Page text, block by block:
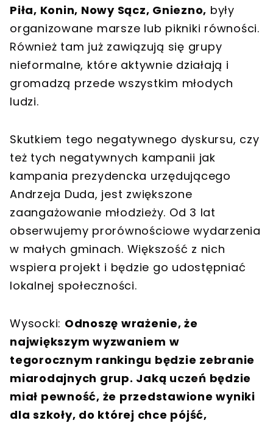
Piła, Konin, Nowy Sącz, Gniezno, były
organizowane marsze lub pikniki równości.
Również tam już zawiązują się grupy
nieformalne, które aktywnie działają i
gromadzą przede wszystkim młodych
ludzi.
Skutkiem tego negatywnego dyskursu, czy
też tych negatywnych kampanii jak
kampania prezydencka urzędującego
Andrzeja Duda, jest zwiększone
zaangażowanie młodzieży. Od 3 lat
obserwujemy prorównościowe wydarzenia
w małych gminach. Większość z nich
wspiera projekt i będzie go udostępniać
lokalnej społeczności.
Wysocki: Odnoszę wrażenie, że
największym wyzwaniem w
tegorocznym rankingu będzie zebranie
miarodajnych grup. Jaką uczeń będzie
miał pewność, że przedstawione wyniki
dla szkoły, do której chce pójść,